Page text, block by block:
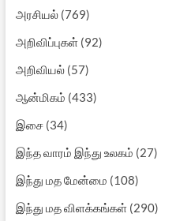
அரசியல்(769)
அறிவிப்புகள்(92)
அறிவியல்(57)
ஆன்மிகம் (433)
இசை(34)
இந்த வாரம் இந்து உலகம் (27)
இந்து மத மேன்மை (108)
இந்து மத விளக்கங்கள்(290)